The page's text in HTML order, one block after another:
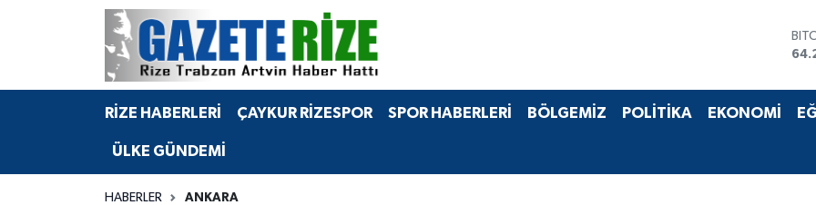
RİZE HABERLERİ ÇAYKUR RİZESPOR SPOR HABERLERİ BÖLGEMİZ POLİTİKA EKONOMİ
ÜLKE GÜNDEMİ
HABERLER ANKARA
BÖLGEMİZ
Merkez Nöbetçi Eczaneler
Merkez Hava Durumu
Merkez Trafik Yoğunluk Haritası